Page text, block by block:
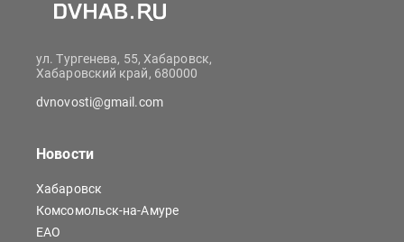
ул. Тургенева, 55, Хабаровск,
Хабаровский край, 680000
dvnovosti@gmail.com
Новости
Хабаровск
Комсомольск-на-Амуре
ЕАО